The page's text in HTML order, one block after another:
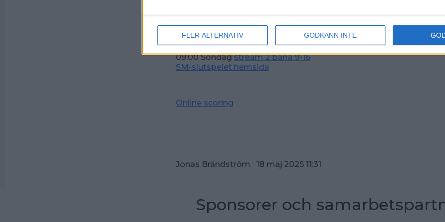
FLER ALTERNATIV GODKÄNN INTE
Livesändning Swebowl
09:00 Söndagstream 1 bana 1-8
09:00 Söndagstream 2 bana 9-16
SM-slutspelet hemsida
Online scoring
Jonas Brändström 18 maj 2025 11:31
Sponsorer och